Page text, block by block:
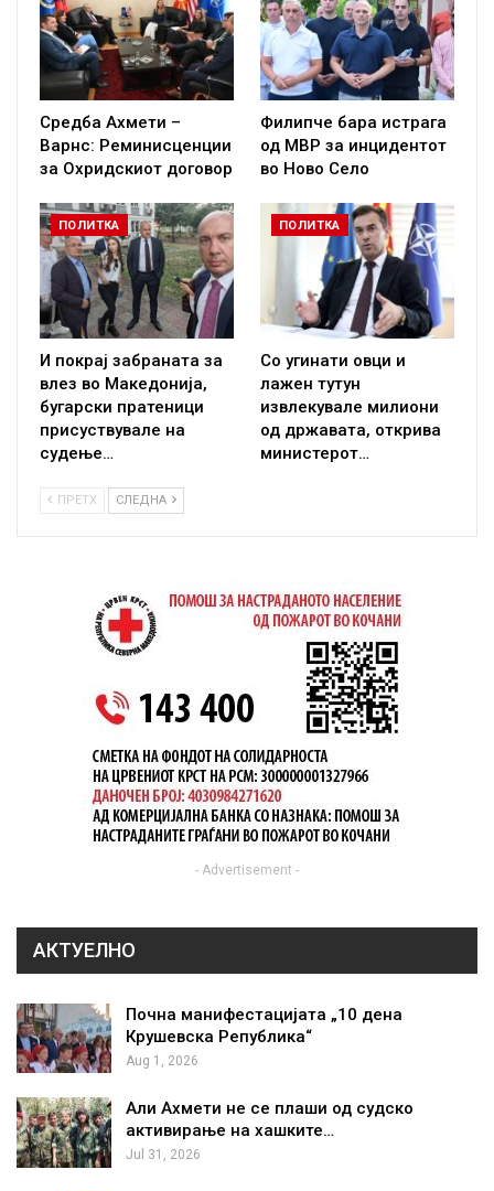
Средба Ахмети –
Варнс: Реминисценции
за Охридскиот договор
Филипче бара истрага
од МВР за инцидентот
во Ново Село
ПОЛИТКА
И покрај забраната за
влез во Македонија,
бугарски пратеници
присуствувале на
судење…
ПОЛИТКА
Со угинати овци и
лажен тутун
извлекувале милиони
од државата, открива
министерот…
ПРЕТХ СЛЕДНА
- Advertisement -
АКТУЕЛНО
Почна манифестацијата „10 дена
Крушевска Република“
Aug 1, 2026
Али Ахмети не се плаши од судско
активирање на хашките…
Jul 31, 2026